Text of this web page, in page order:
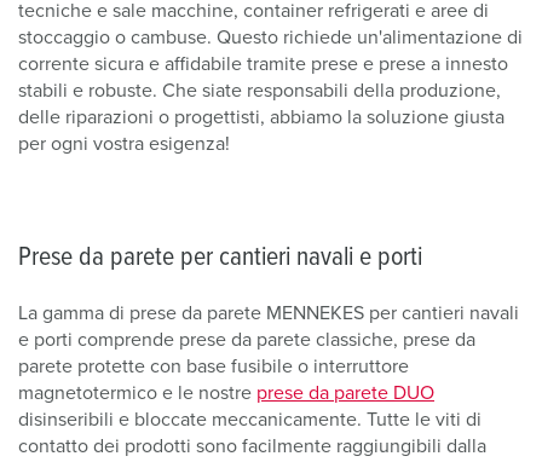
tecniche e sale macchine, container refrigerati e aree di
stoccaggio o cambuse. Questo richiede un'alimentazione di
corrente sicura e affidabile tramite prese e prese a innesto
stabili e robuste. Che siate responsabili della produzione,
delle riparazioni o progettisti, abbiamo la soluzione giusta
per ogni vostra esigenza!
Prese da parete per cantieri navali e porti
La gamma di prese da parete MENNEKES per cantieri navali
e porti comprende prese da parete classiche, prese da
parete protette con base fusibile o interruttore
magnetotermico e le nostre prese da parete DUO
disinseribili e bloccate meccanicamente. Tutte le viti di
contatto dei prodotti sono facilmente raggiungibili dalla